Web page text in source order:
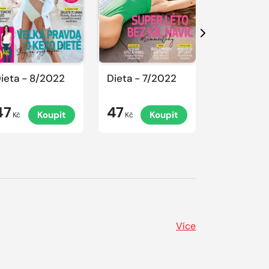
- 8/2022
Kč Koupit
Dieta - 7/2022
47 Kč Koupit
Další
Více